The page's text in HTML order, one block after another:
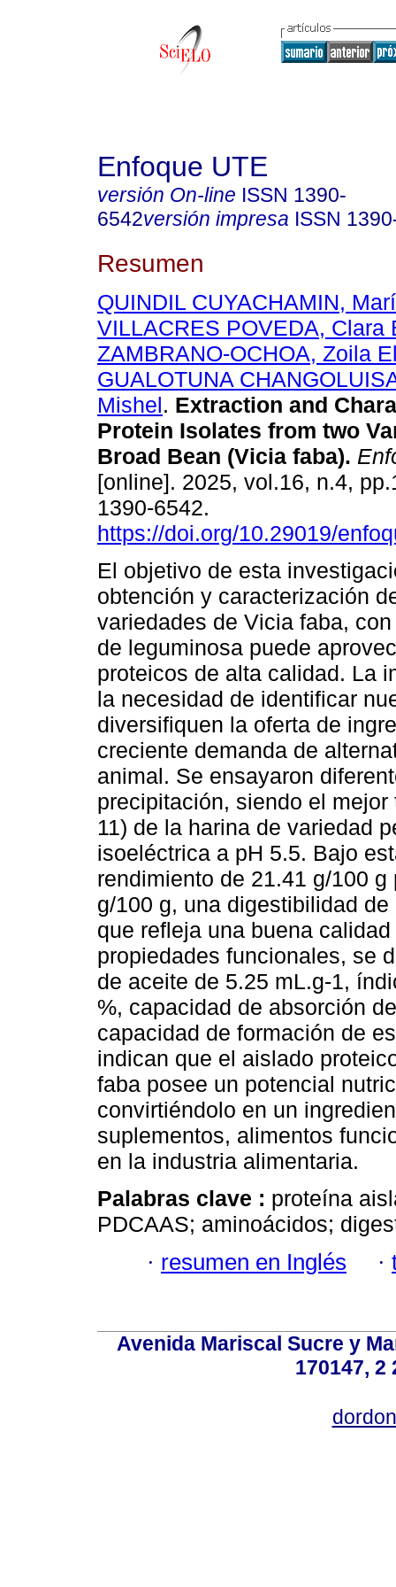
Enfoque UTE
versión On-line ISSN 1390-
6542versión impresa ISSN
Resumen
QUINDIL CUYACHAMIN,
VILLACRES POVEDA, Clara
ZAMBRANO-OCHOA, Zoila
GUALOTUNA
Mishel. Extraction and
Protein Isolates from two
Broad Bean (Vicia faba).
[online]. 2025, vol.16, n.4,
1390-6542.
https://doi.org/10.29019/
El objetivo de esta
obtención y caracterización
variedades de Vicia faba,
de leguminosa puede
proteicos de alta calidad. La
la necesidad de identificar
diversifiquen la oferta de
creciente demanda de
animal. Se ensayaron
precipitación, siendo el
11) de la harina de variedad
isoeléctrica a pH 5.5. Bajo
rendimiento de 21.41 g/100
g/100 g, una digestibilidad
que refleja una buena
propiedades funcionales, se
de aceite de 5.25 mL.g-1,
%, capacidad de absorción
capacidad de formación de
indican que el aislado
faba posee un potencial
convirtiéndolo en un
suplementos, alimentos
en la industria alimentaria.
Palabras clave : proteína
PDCAAS; aminoácidos;
· resumen en Inglés ·
Avenida Mariscal Sucre y
170147, 2